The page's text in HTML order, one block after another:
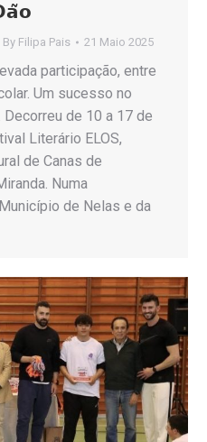
By Filipa Pais 21 Maio 2025
participação, entre
Um sucesso no
de 10 a 17 de
Literário ELOS,
de Canas de
Numa
de Nelas e da